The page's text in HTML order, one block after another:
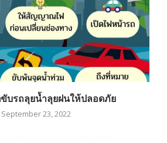
บรถลุยน้ำลุยฝนให้ปลอดภัย
September 23, 2022